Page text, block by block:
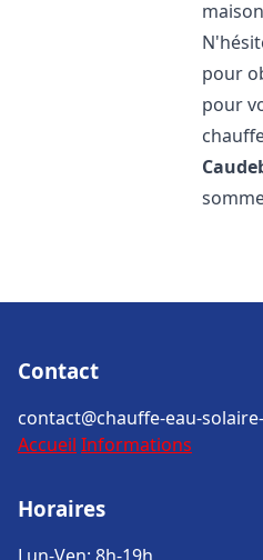
pour
pour
Contact
contact@chauffe-eau-
Accueil Informations
Horaires